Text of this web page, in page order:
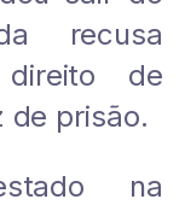
recusa
de
de prisão.
na